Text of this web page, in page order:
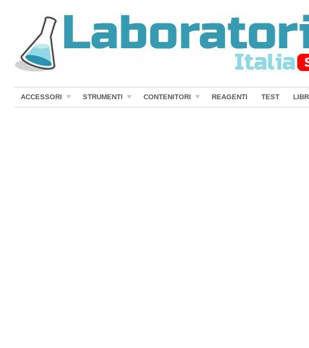
ACCESSORI STRUMENTI CONTENITORI REAGENTI TEST